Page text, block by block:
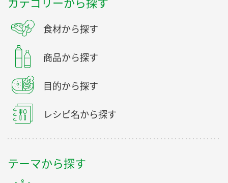
食材から探す
商品から探す
目的から探す
レシピ名から探す
テーマから探す